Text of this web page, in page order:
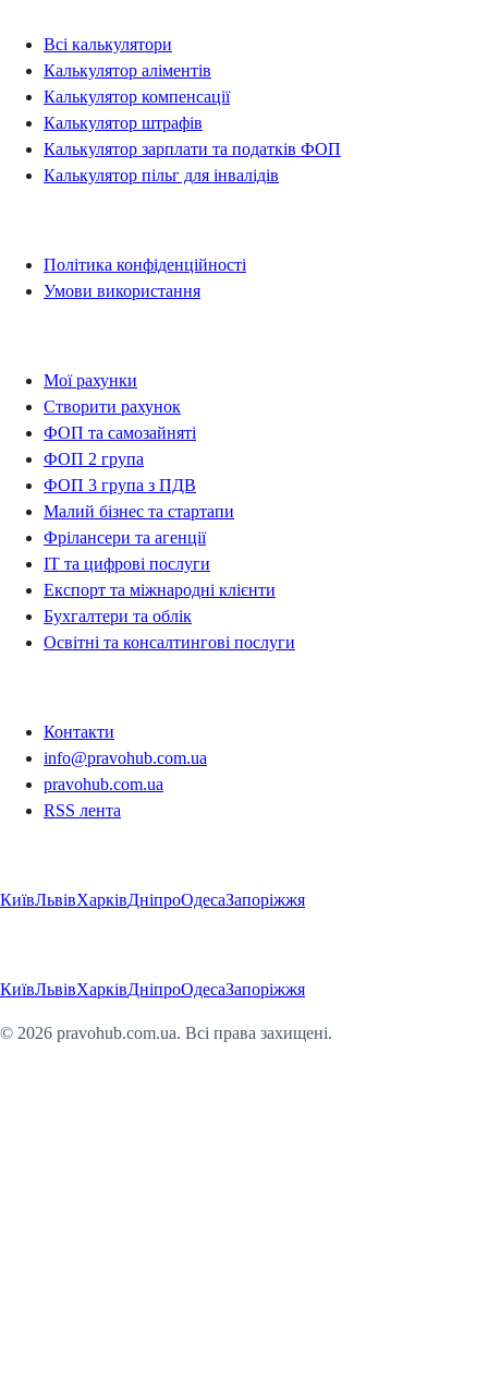
Всі калькулятори
Калькулятор аліментів
Калькулятор компенсації
Калькулятор штрафів
Калькулятор зарплати та податків ФОП
Калькулятор пільг для інвалідів
Політика конфіденційності
Умови використання
Мої рахунки
Створити рахунок
ФОП та самозайняті
ФОП 2 група
ФОП 3 група з ПДВ
Малий бізнес та стартапи
Фрілансери та агенції
IT та цифрові послуги
Експорт та міжнародні клієнти
Бухгалтери та облік
Освітні та консалтингові послуги
Контакти
info@pravohub.com.ua
pravohub.com.ua
RSS лента
КиївЛьвівХарківДніпроОдесаЗапоріжжя
КиївЛьвівХарківДніпроОдесаЗапоріжжя
© 2026 pravohub.com.ua. Всі права захищені.